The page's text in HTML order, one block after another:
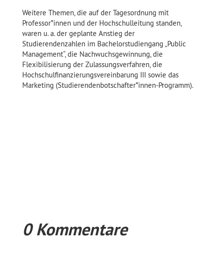
Weitere Themen, die auf der Tagesordnung mit
Professor*innen und der Hochschulleitung standen,
waren u. a. der geplante Anstieg der
Studierendenzahlen im Bachelorstudiengang „Public
Management“, die Nachwuchsgewinnung, die
Flexibilisierung der Zulassungsverfahren, die
Hochschulfinanzierungsvereinbarung III sowie das
Marketing (Studierendenbotschafter*innen-Programm).
0 Kommentare